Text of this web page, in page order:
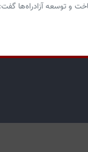
و توسعه آزادراه‌ها گفت: